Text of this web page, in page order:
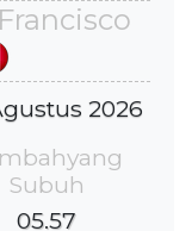
2026
Subuh
05.57